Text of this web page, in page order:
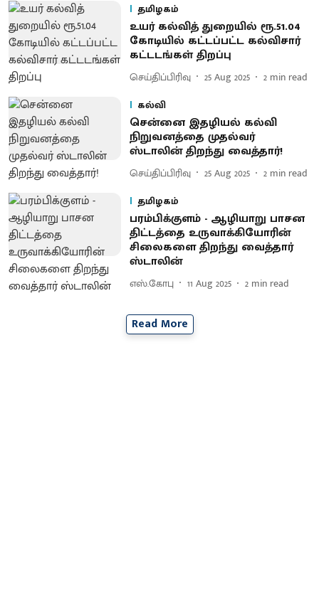
தமிழகம்
உயர் கல்வித் துறையில் ரூ.51.04
கோடியில் கட்டப்பட்ட கல்விசார்
கட்டடங்கள் திறப்பு
செய்திப்பிரிவு 25 Aug 2025 2 min read
கல்வி
சென்னை இதழியல் கல்வி
நிறுவனத்தை முதல்வர்
ஸ்டாலின் திறந்து வைத்தார்!
செய்திப்பிரிவு 25 Aug 2025 2 min read
தமிழகம்
பரம்பிக்குளம் - ஆழியாறு பாசன
திட்டத்தை உருவாக்கியோரின்
சிலைகளை திறந்து வைத்தார்
ஸ்டாலின்
எஸ்.கோபு 11 Aug 2025 2 min read
Read More